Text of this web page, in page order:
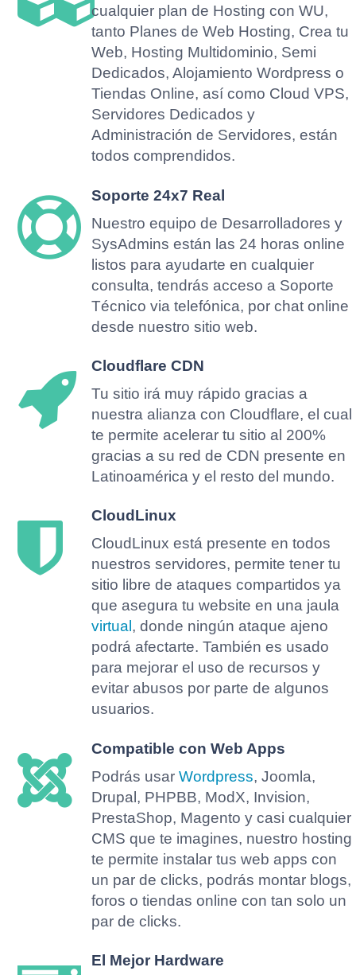
cualquier plan de Hosting con WU,
tanto Planes de Web Hosting, Crea tu
Web, Hosting Multidominio, Semi
Dedicados, Alojamiento Wordpress o
Tiendas Online, así como Cloud VPS,
Servidores Dedicados y
Administración de Servidores, están
todos comprendidos.
Soporte 24x7 Real
Nuestro equipo de Desarrolladores y
SysAdmins están las 24 horas online
listos para ayudarte en cualquier
consulta, tendrás acceso a Soporte
Técnico via telefónica, por chat online
desde nuestro sitio web.
Cloudflare CDN
Tu sitio irá muy rápido gracias a
nuestra alianza con Cloudflare, el cual
te permite acelerar tu sitio al 200%
gracias a su red de CDN presente en
Latinoamérica y el resto del mundo.
CloudLinux
CloudLinux está presente en todos
nuestros servidores, permite tener tu
sitio libre de ataques compartidos ya
que asegura tu website en una jaula
virtual , donde ningún ataque ajeno
podrá afectarte. También es usado
para mejorar el uso de recursos y
evitar abusos por parte de algunos
usuarios.
Compatible con Web Apps
Podrás usar Wordpress, Joomla,
Drupal, PHPBB, ModX, Invision,
PrestaShop, Magento y casi cualquier
CMS que te imagines, nuestro hosting
te permite instalar tus web apps con
un par de clicks, podrás montar blogs,
foros o tiendas online con tan solo un
par de clicks.
El Mejor Hardware